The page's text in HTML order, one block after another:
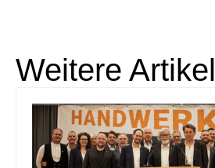
Weitere Artikel